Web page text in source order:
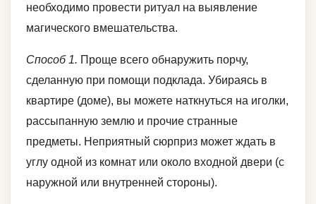
необходимо провести ритуал на выявление
магического вмешательства.
Способ 1. Проще всего обнаружить порчу,
сделанную при помощи подклада. Убираясь в
квартире (доме), вы можете наткнуться на иголки,
рассыпанную землю и прочие странные
предметы. Неприятный сюрприз может ждать в
углу одной из комнат или около входной двери (с
наружной или внутренней стороны).